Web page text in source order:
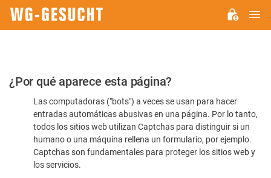
Por
favor,
confirme
humano
¿Por qué aparece esta página?
Las computadoras ("bots") a veces se usan para hacer
entradas automáticas abusivas en una página. Por lo tanto,
todos los sitios web utilizan Captchas para distinguir si un
humano o una máquina rellena un formulario, por ejemplo.
Captchas son fundamentales para proteger los sitios web y
los servicios.